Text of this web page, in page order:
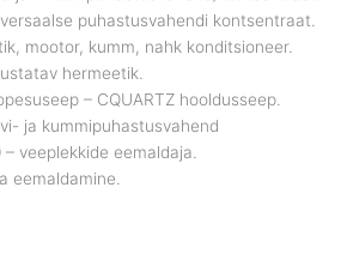
puhastusvahendi kontsentraat.
mootor, kumm, nahk konditsioneer.
hermeetik.
– CQUARTZ hooldusseep.
ja kummipuhastusvahend
veeplekkide eemaldaja.
eemaldamine.